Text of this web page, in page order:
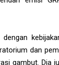
dan
gambut. Dia